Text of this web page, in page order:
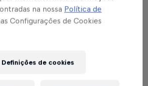
com os 10 melhores de
na nossa Política de
Configurações de Cookies
Definições de cookies